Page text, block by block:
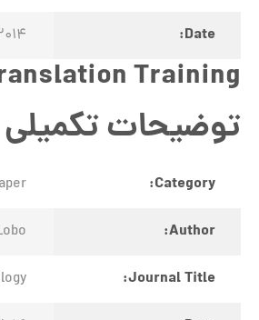
Date:
Training
توضیحات تکمیلی
Category:
Author:
Journal Title: